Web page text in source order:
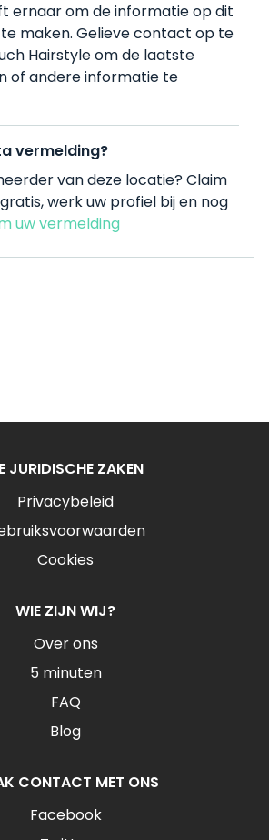
ernaar om de informatie op dit
maken. Gelieve contact op te
Hairstyle om de laatste
of andere informatie te
vermelding?
van deze locatie? Claim
werk uw profiel bij en nog
uw vermelding
JURIDISCHE ZAKEN
Privacybeleid
Cookies
WIE ZIJN WIJ?
Over ons
5 minuten
FAQ
Blog
CONTACT MET ONS
Facebook